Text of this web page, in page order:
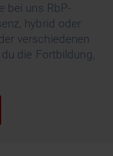
bei uns RbP-
hybrid oder
verschiedenen
die Fortbildung,